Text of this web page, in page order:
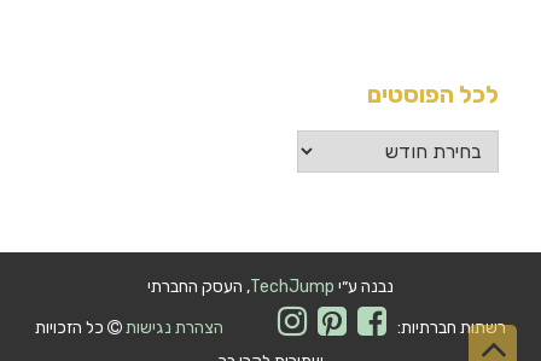
לכל הפוסטים
לכל
הפוסטים
נבנה ע״י TechJump, העסק החברתי
רשתות חברתיות:
הצהרת נגישות
כל הזכויות
גלילה